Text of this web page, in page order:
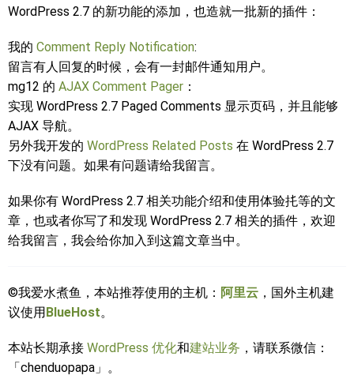
WordPress 2.7 的新功能的添加，也造就一批新的插件：
我的 Comment Reply Notification:
留言有人回复的时候，会有一封邮件通知用户。
mg12 的 AJAX Comment Pager ：
实现 WordPress 2.7 Paged Comments 显示页码，并且能够
AJAX 导航。
另外我开发的 WordPress Related Posts 在 WordPress 2.7
下没有问题。如果有问题请给我留言。
如果你有 WordPress 2.7 相关功能介绍和使用体验扥等的文
章，也或者你写了和发现 WordPress 2.7 相关的插件，欢迎
给我留言，我会给你加入到这篇文章当中。
©我爱水煮鱼，本站推荐使用的主机： 阿里云 ，国外主机建
议使用BlueHost。
本站长期承接 WordPress 优化和建站业务 ，请联系微信：
「chenduopapa」。